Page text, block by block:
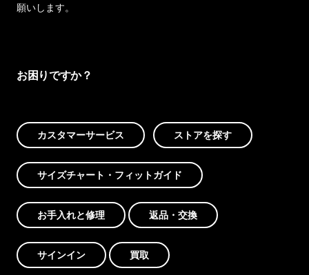
願いします。
お困りですか？
カスタマーサービス ストアを探す
サイズチャート・フィットガイド
お手入れと修理 返品・交換
サインイン 買取